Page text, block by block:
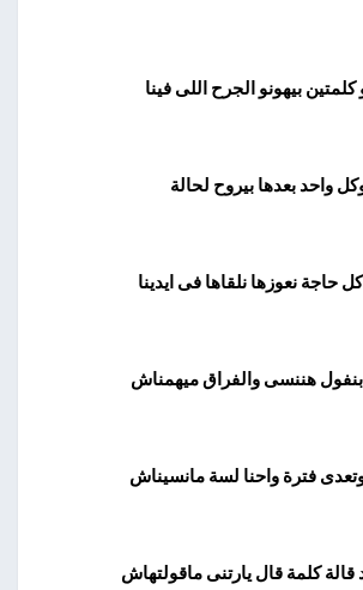
كلمتين بيهونو الجرح اللى فينا
واحد بعدها بيروح لحالة
حاجة نعوزها نلقاها فى ايدينا
هننسى والفراق ميهمناش
فترة واحنا لسة مانسيناش
قالة كلمة قال يارتنى ماقولتهاش